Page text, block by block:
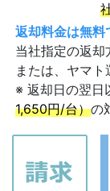
返却料金は無料
当社指定の返却
または、ヤマト
※ 返却日の翌日
1,650円/台）の